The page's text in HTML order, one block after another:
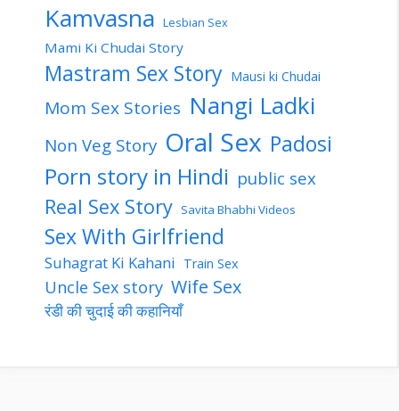
Kamvasna Lesbian Sex
Mami Ki Chudai Story
Mastram Sex Story Mausi ki Chudai
Mom Sex Stories Nangi Ladki
Non Veg Story Oral Sex Padosi
Porn story in Hindi public sex
Real Sex Story Savita Bhabhi Videos
Sex With Girlfriend
Suhagrat Ki Kahani Train Sex
Uncle Sex story Wife Sex
रंडी की चुदाई की कहानियाँ